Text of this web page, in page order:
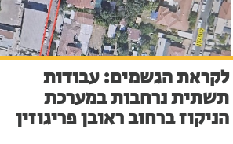
לקראת הגשמים: עבודות
תשתית נרחבות במערכת
הניקוז ברחוב ראובן פריגוזין